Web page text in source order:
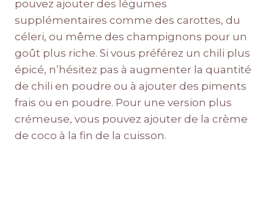
pouvez ajouter des légumes
supplémentaires comme des carottes, du
céleri, ou même des champignons pour un
goût plus riche. Si vous préférez un chili plus
épicé, n’hésitez pas à augmenter la quantité
de chili en poudre ou à ajouter des piments
frais ou en poudre. Pour une version plus
crémeuse, vous pouvez ajouter de la crème
de coco à la fin de la cuisson.